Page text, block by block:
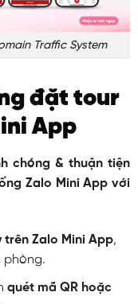
Traffic System
đặt tour
App
chóng & thuận tiện
Zalo Mini App với
Zalo Mini App,
phòng.
quét mã QR hoặc